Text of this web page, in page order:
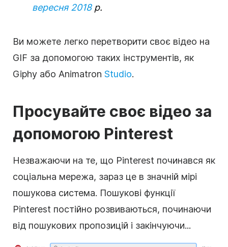
вересня 2018р.
Ви можете легко перетворити своє відео на
GIF за допомогою таких інструментів, як
Giphy або Animatron Studio.
Просувайте своє відео за
допомогою Pinterest
Незважаючи на те, що Pinterest починався як
соціальна мережа, зараз це в значній мірі
пошукова система. Пошукові функції
Pinterest постійно розвиваються, починаючи
від пошукових пропозицій і закінчуючи...